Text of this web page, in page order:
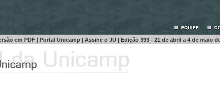
em PDF | Portal Unicamp | Assine o JU | Edição 393 - 21 de abril a 4 de maio